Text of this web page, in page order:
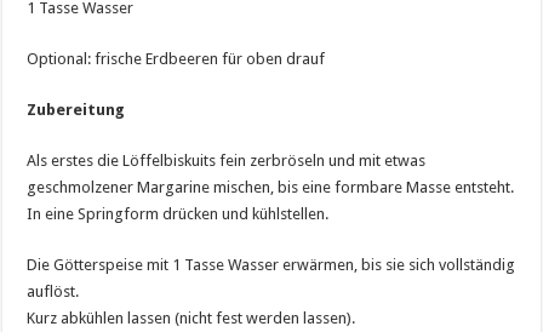
1 Tasse Wasser
Optional: frische Erdbeeren für oben drauf
Zubereitung
Als erstes die Löffelbiskuits fein zerbröseln und mit etwas
geschmolzener Margarine mischen, bis eine formbare Masse entsteht.
In eine Springform drücken und kühlstellen.
Die Götterspeise mit 1 Tasse Wasser erwärmen, bis sie sich vollständig
auflöst.
Kurz abkühlen lassen (nicht fest werden lassen).